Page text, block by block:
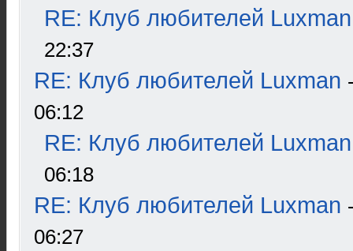
RE: Клуб любителей Luxman
22:37
RE: Клуб любителей Luxman
06:12
RE: Клуб любителей Luxman
06:18
RE: Клуб любителей Luxman
06:27